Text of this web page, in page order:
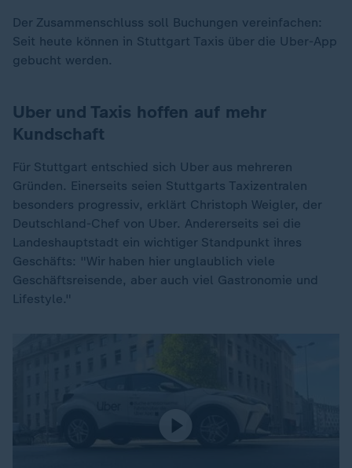
Der Zusammenschluss soll Buchungen vereinfachen:
Seit heute können in Stuttgart Taxis über die Uber-App
gebucht werden.
Uber und Taxis hoffen auf mehr
Kundschaft
Für Stuttgart entschied sich Uber aus mehreren
Gründen. Einerseits seien Stuttgarts Taxizentralen
besonders progressiv, erklärt Christoph Weigler, der
Deutschland-Chef von Uber. Andererseits sei die
Landeshauptstadt ein wichtiger Standpunkt ihres
Geschäfts: "Wir haben hier unglaublich viele
Geschäftsreisende, aber auch viel Gastronomie und
Lifestyle."